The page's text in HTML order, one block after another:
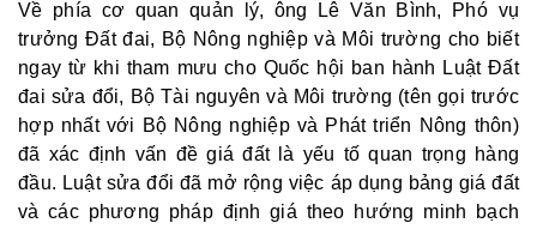
Về phía cơ quan quản lý, ông Lê Văn Bình, Phó vụ
trưởng Đất đai, Bộ Nông nghiệp và Môi trường cho biết
ngay từ khi tham mưu cho Quốc hội ban hành Luật Đất
đai sửa đổi, Bộ Tài nguyên và Môi trường (tên gọi trước
hợp nhất với Bộ Nông nghiệp và Phát triển Nông thôn)
đã xác định vấn đề giá đất là yếu tố quan trọng hàng
đầu. Luật sửa đổi đã mở rộng việc áp dụng bảng giá đất
và các phương pháp định giá theo hướng minh bạch